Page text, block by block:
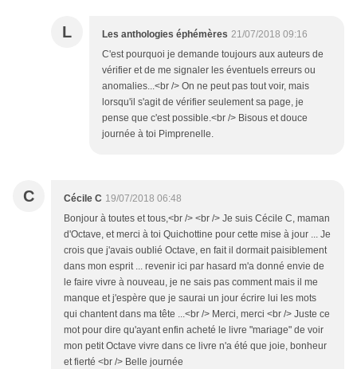
L Les anthologies éphémères 21/07/2018 09:16
C'est pourquoi je demande toujours aux auteurs de
vérifier et de me signaler les éventuels erreurs ou
anomalies...<br /> On ne peut pas tout voir, mais
lorsqu'il s'agit de vérifier seulement sa page, je
pense que c'est possible.<br /> Bisous et douce
journée à toi Pimprenelle.
C Cécile C 19/07/2018 06:48
Bonjour à toutes et tous,<br /> <br /> Je suis Cécile C, maman
d'Octave, et merci à toi Quichottine pour cette mise à jour ... Je
crois que j'avais oublié Octave, en fait il dormait paisiblement
dans mon esprit ... revenir ici par hasard m'a donné envie de
le faire vivre à nouveau, je ne sais pas comment mais il me
manque et j'espère que je saurai un jour écrire lui les mots
qui chantent dans ma tête ...<br /> Merci, merci <br /> Juste ce
mot pour dire qu'ayant enfin acheté le livre "mariage" de voir
mon petit Octave vivre dans ce livre n'a été que joie, bonheur
et fierté <br /> Belle journée